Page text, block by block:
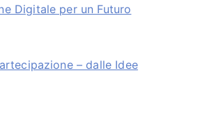
Digitale per un Futuro
– dalle Idee